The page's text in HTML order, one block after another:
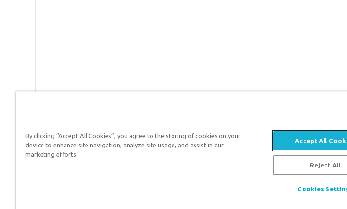
Respuestas en Génesis es un ministerio de apologética, dedicado a
defender su fe y proclamar el evangelio de Jesucristo.
By clicking “Accept All Cookies”, you agree to the storing of cookies on your
device to enhance site navigation, analyze site usage, and assist in our
marketing efforts.
Accept All
Reject All
Cookies